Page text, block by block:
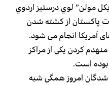
مولن” لوي درستيز اردوي
پاکستان از کشته شدن
آمریکا انجام می شود.
کردن یکی از مراکز
بوده است.
امروز همگی شبه